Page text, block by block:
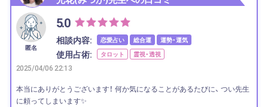
匿名
5.0
相談内容: 恋愛占い 総合運 運勢・運気
使用占術: タロット 霊視・透視
2025/04/06 22:13
本当にありがとうございます！ 何か気になることがあるたびに、 つい先生
に頼ってしまいます✨